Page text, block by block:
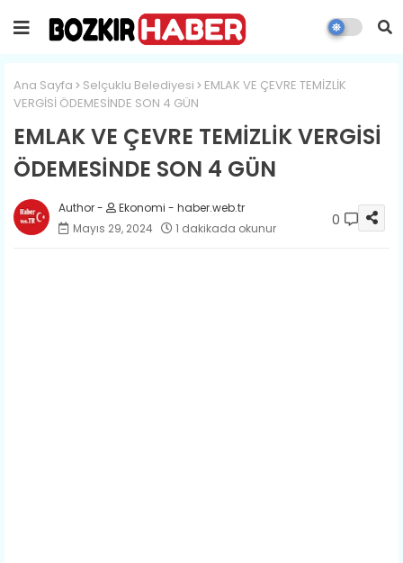
Ana Sayfa Selçuklu Belediyesi
EMLAK VE ÇEVRE TEMİZLİK
VERGİSİ ÖDEMESİNDE SON 4 GÜN
EMLAK VE ÇEVRE TEMİZLİK VERGİSİ
ÖDEMESİNDE SON 4 GÜN
Ekonomi - haber.web.tr
Mayıs 29, 2024
1 dakikada okunur 0